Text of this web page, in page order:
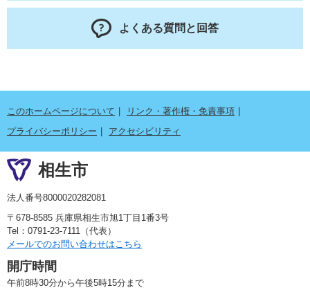
よくある質問と回答
このホームページについて
リンク・著作権・免責事項
プライバシーポリシー
アクセシビリティ
相生市
法人番号8000020282081
〒678-8585 兵庫県相生市旭1丁目1番3号
Tel：0791-23-7111（代表）
メールでのお問い合わせはこちら
開庁時間
午前8時30分から午後5時15分まで